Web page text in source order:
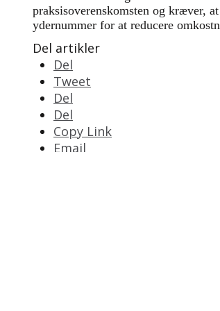
praksisoverenskomsten og kræver,
ydernummer for at reducere
Del artikler
Del
Tweet
Del
Del
Copy Link
Email